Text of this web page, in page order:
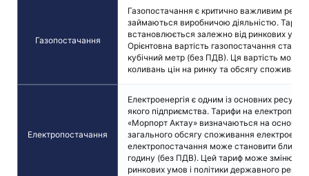
Газопостачання
Газопостачання є критично важливим
займаються виробничою діяльністю. Тариф
встановлюється залежно від ринкових
Орієнтовна вартість газопостачання
кубічний метр (без ПДВ). Ця вартість може
коливань цін на ринку та обсягу
Електропостачання
Електроенергія є одним із основних
якого підприємства. Тарифи на
«Морпорт Актау» визначаються на основі
загального обсягу споживання
електропостачання може становити близько
годину (без ПДВ). Цей тариф може
ринкових умов і політики державного